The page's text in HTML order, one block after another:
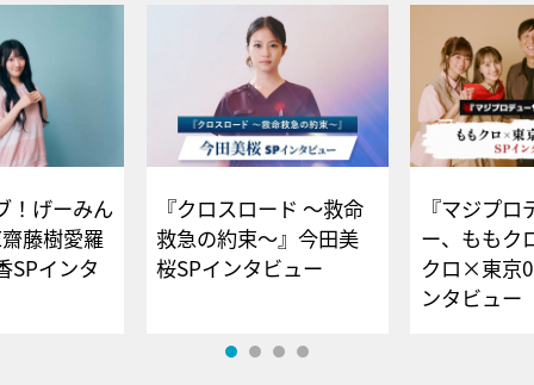
！げーみん
藤樹愛羅
SPインタ
『クロスロード ～救命
救急の約束～』今田美
桜SPインタビュー
『マジプロ
ー、ももク
クロ×東京
ンタビュー